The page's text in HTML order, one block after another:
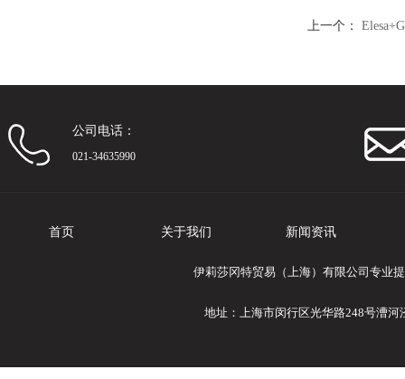
上一个：
公司电话：
021-34635990
首页 关于我们 新闻资讯
伊莉莎冈特贸易（上海）有限公司专业
地址：上海市闵行区光华路248号漕